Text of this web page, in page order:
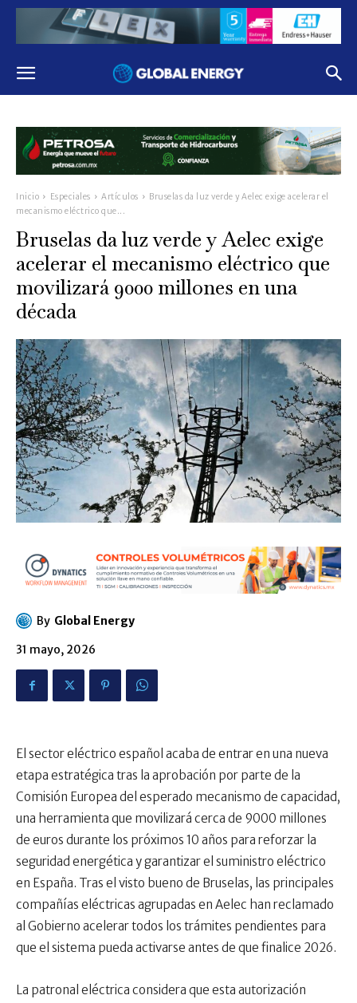
Inicio Especiales Artículos
Bruselas da luz verde y Aelec exige acelerar el
mecanismo eléctrico que...
Bruselas da luz verde y Aelec exige
acelerar el mecanismo eléctrico que
movilizará 9000 millones en una
década
By Global Energy
31 mayo, 2026
El sector eléctrico español acaba de entrar en una nueva
etapa estratégica tras la aprobación por parte de la
Comisión Europea del esperado mecanismo de capacidad,
una herramienta que movilizará cerca de 9000 millones
de euros durante los próximos 10 años para reforzar la
seguridad energética y garantizar el suministro eléctrico
en España. Tras el visto bueno de Bruselas, las principales
compañías eléctricas agrupadas en Aelec han reclamado
al Gobierno acelerar todos los trámites pendientes para
que el sistema pueda activarse antes de que finalice 2026.
La patronal eléctrica considera que esta autorización